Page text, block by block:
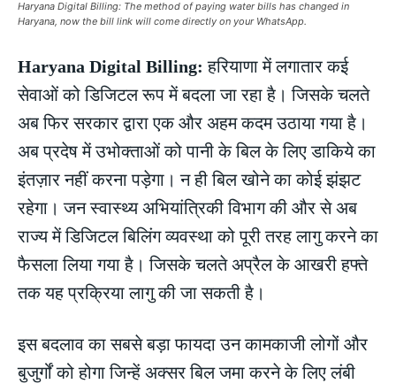
Haryana Digital Billing: The method of paying water bills has changed in
Haryana, now the bill link will come directly on your WhatsApp.
Haryana Digital Billing:हरियाणा में लगातार कई
सेवाओं को डिजिटल रूप में बदला जा रहा है। जिसके चलते
अब फिर सरकार द्वारा एक और अहम कदम उठाया गया है।
अब प्रदेष में उभोक्ताओं को पानी के बिल के लिए डाकिये का
इंतज़ार नहीं करना पड़ेगा। न ही बिल खोने का कोई झंझट
रहेगा। जन स्वास्थ्य अभियांत्रिकी विभाग की और से अब
राज्य में डिजिटल बिलिंग व्यवस्था को पूरी तरह लागु करने का
फैसला लिया गया है। जिसके चलते अप्रैल के आखरी हफ्ते
तक यह प्रक्रिया लागु की जा सकती है।
इस बदलाव का सबसे बड़ा फायदा उन कामकाजी लोगों और
बुजुर्गों को होगा जिन्हें अक्सर बिल जमा करने के लिए लंबी